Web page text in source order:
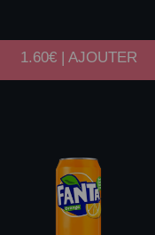
1.60€ | AJOUTER